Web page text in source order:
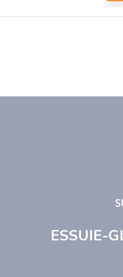
ESSUIE-